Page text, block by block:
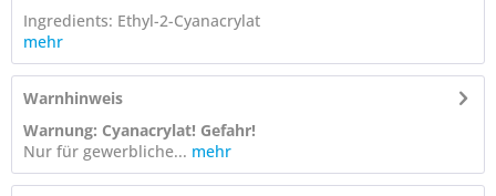
Ingredients: Ethyl-2-Cyanacrylat
mehr
Warnhinweis
Warnung: Cyanacrylat! Gefahr!
Nur für gewerbliche... mehr